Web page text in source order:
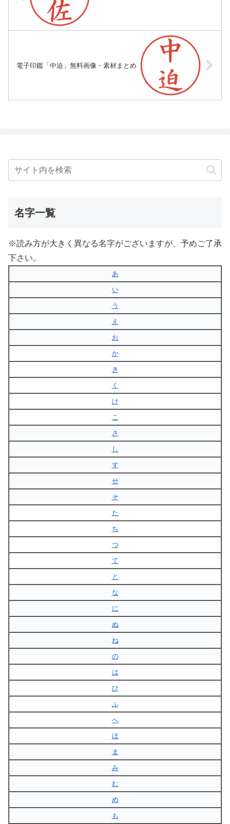
電子印鑑「中迫」無料画像・素材まとめ
名字一覧
※読み方が大きく異なる名字がございますが、予めご了承
下さい。
あ
い
う
え
お
か
き
く
け
こ
さ
し
す
せ
そ
た
ち
つ
て
と
な
に
ぬ
ね
の
は
ひ
ふ
へ
ほ
ま
み
む
め
も